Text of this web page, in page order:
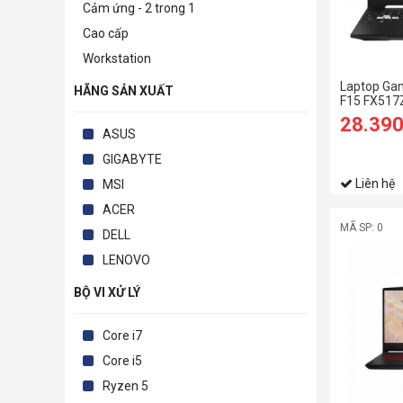
Cảm ứng - 2 trong 1
Cao cấp
Workstation
HÃNG SẢN XUẤT
ASUS
GIGABYTE
MSI
ACER
DELL
LENOVO
BỘ VI XỬ LÝ
Core i7
Core i5
Ryzen 5
Laptop
F15
Liên hệ
MÃ SP: 0